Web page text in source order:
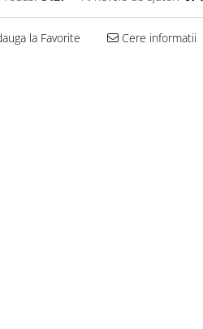
la Favorite Cere informatii